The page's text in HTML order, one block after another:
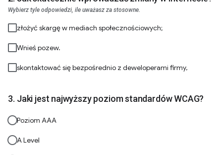
Wybierz tyle odpowiedzi, ile uważasz za stosowne.
złożyć skargę w mediach społecznościowych;
Wnieś pozew.
skontaktować się bezpośrednio z deweloperami firmy,
Jaki jest najwyższy poziom standardów WCAG?
Poziom AAA
A Level